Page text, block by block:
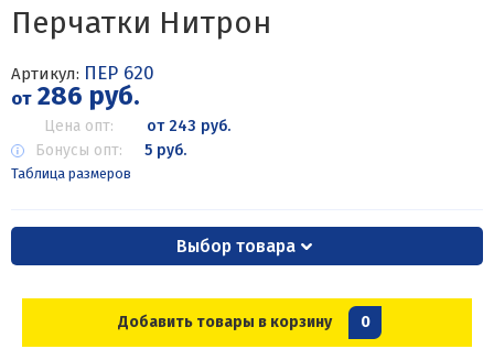
Перчатки Нитрон
Артикул: ПЕР 620
от286 руб.
Цена опт:
от 243 руб.
Бонусы опт:
5 руб.
Таблица размеров
Выбор товара
Добавить товары в корзину 0